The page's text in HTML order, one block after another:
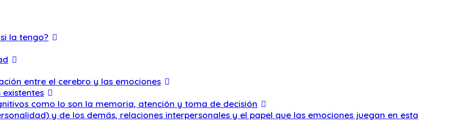
la tengo?
entre el cerebro y las emociones
como lo son la memoria, atención y toma de decisión
y de los demás, relaciones interpersonales y el papel que las emociones juegan en esta